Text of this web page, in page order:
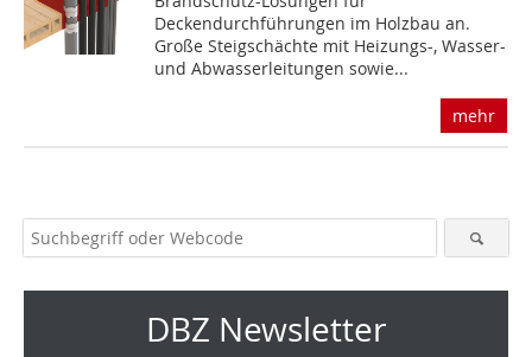
Deckendurchführungen im Holzbau an.
Große Steigschächte mit Heizungs-, Wasser-
und Abwasserleitungen sowie...
mehr
DBZ Newsletter